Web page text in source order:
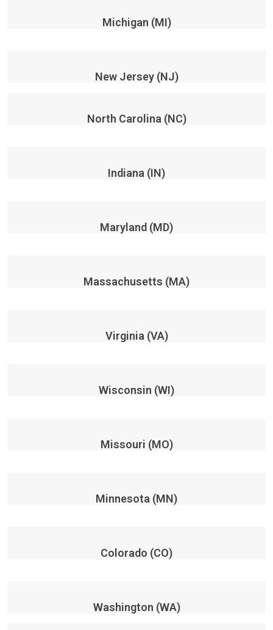
Michigan (MI)
New Jersey (NJ)
North Carolina (NC)
Indiana (IN)
Maryland (MD)
Massachusetts (MA)
Virginia (VA)
Wisconsin (WI)
Missouri (MO)
Minnesota (MN)
Colorado (CO)
Washington (WA)